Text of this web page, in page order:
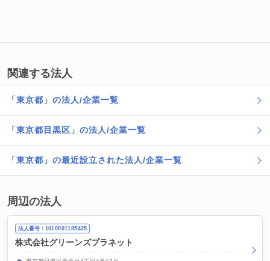
関連する法人
「東京都」の法人/企業一覧
「東京都目黒区」の法人/企業一覧
「東京都」の最近設立された法人/企業一覧
周辺の法人
法人番号：1010001185425
株式会社グリーンズプラネット